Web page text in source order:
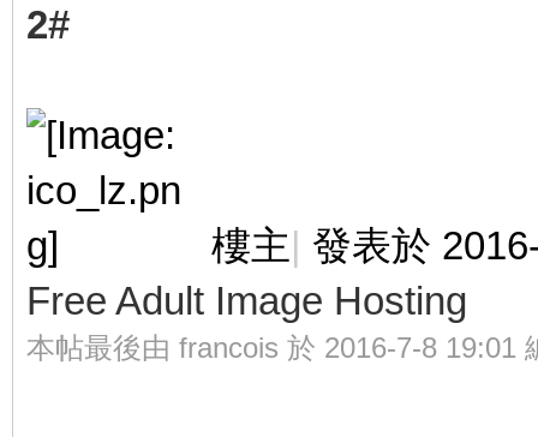
2#
樓主| 發表於
Free Adult Image Hosting
本帖最後由 francois 於 2016-7-8 19:01